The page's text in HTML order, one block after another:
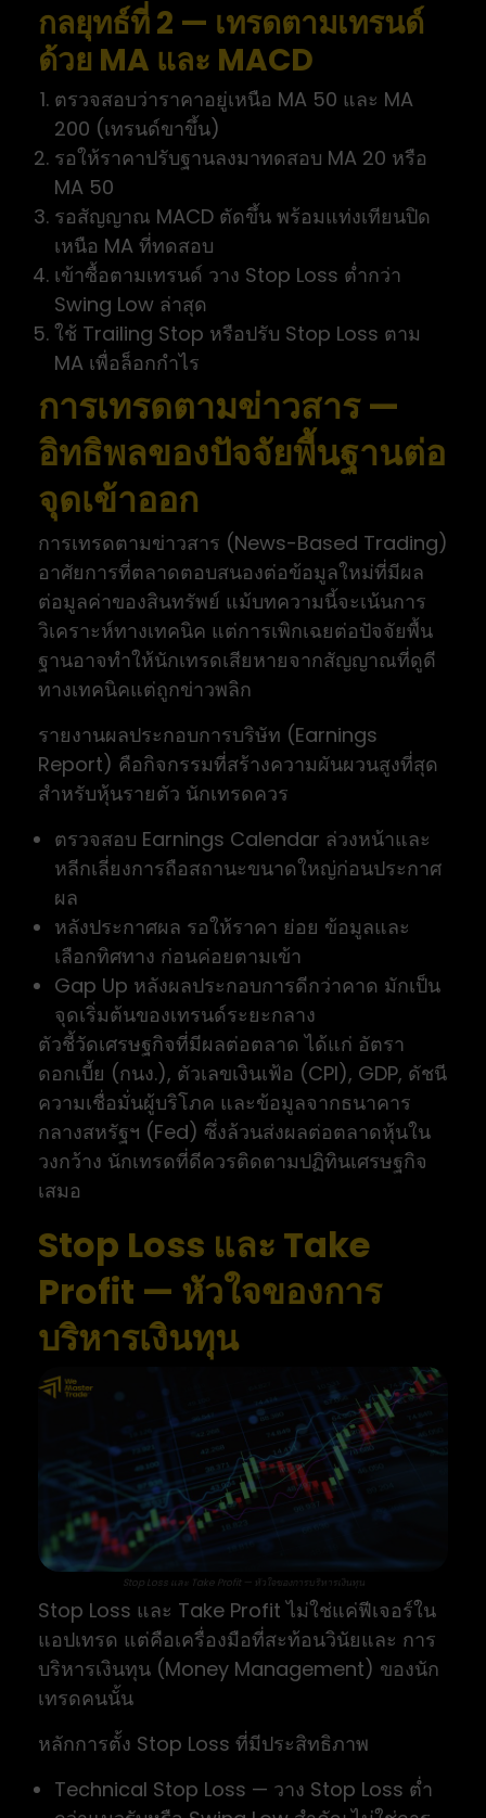
กลยุทธ์ที่ 2 — เทรดตามเทรนด์
ด้วย MA และ MACD
ตรวจสอบว่าราคาอยู่เหนือ MA 50 และ MA
200 (เทรนด์ขาขึ้น)
รอให้ราคาปรับฐานลงมาทดสอบ MA 20 หรือ
MA 50
รอสัญญาณ MACD ตัดขึ้น พร้อมแท่งเทียนปิด
เหนือ MA ที่ทดสอบ
เข้าซื้อตามเทรนด์ วาง Stop Loss ต่ำกว่า
Swing Low ล่าสุด
ใช้ Trailing Stop หรือปรับ Stop Loss ตาม
MA เพื่อล็อกกำไร
การเทรดตามข่าวสาร —
อิทธิพลของปัจจัยพื้นฐานต่อ
จุดเข้าออก
การเทรดตามข่าวสาร (News-Based Trading)
อาศัยการที่ตลาดตอบสนองต่อข้อมูลใหม่ที่มีผล
ต่อมูลค่าของสินทรัพย์ แม้บทความนี้จะเน้นการ
วิเคราะห์ทางเทคนิค แต่การเพิกเฉยต่อปัจจัยพื้น
ฐานอาจทำให้นักเทรดเสียหายจากสัญญาณที่ดูดี
ทางเทคนิคแต่ถูกข่าวพลิก
รายงานผลประกอบการบริษัท (Earnings
Report) คือกิจกรรมที่สร้างความผันผวนสูงที่สุด
สำหรับหุ้นรายตัว นักเทรดควร
ตรวจสอบ Earnings Calendar ล่วงหน้าและ
หลีกเลี่ยงการถือสถานะขนาดใหญ่ก่อนประกาศ
ผล
หลังประกาศผล รอให้ราคา ย่อย ข้อมูลและ
เลือกทิศทาง ก่อนค่อยตามเข้า
Gap Up หลังผลประกอบการดีกว่าคาด มักเป็น
จุดเริ่มต้นของเทรนด์ระยะกลาง
ตัวชี้วัดเศรษฐกิจที่มีผลต่อตลาด ได้แก่ อัตรา
ดอกเบี้ย (กนง.), ตัวเลขเงินเฟ้อ (CPI), GDP, ดัชนี
ความเชื่อมั่นผู้บริโภค และข้อมูลจากธนาคาร
กลางสหรัฐฯ (Fed) ซึ่งล้วนส่งผลต่อตลาดหุ้นใน
วงกว้าง นักเทรดที่ดีควรติดตามปฏิทินเศรษฐกิจ
เสมอ
Stop Loss และ Take
Profit — หัวใจของการ
บริหารเงินทุน
Stop Loss และ Take Profit — หัวใจของการบริหารเงินทุน
Stop Loss และ Take Profit ไม่ใช่แค่ฟีเจอร์ใน
แอปเทรด แต่คือเครื่องมือที่สะท้อนวินัยและ การ
บริหารเงินทุน (Money Management) ของนัก
เทรดคนนั้น
หลักการตั้ง Stop Loss ที่มีประสิทธิภาพ
Technical Stop Loss — วาง Stop Loss ต่ำ